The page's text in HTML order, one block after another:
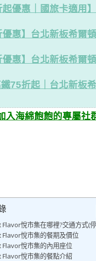
起優惠｜國旅卡適用
優惠】台北新板希爾
優惠】台北新板希爾
75折起｜台北新板
入海綿飽飽的專屬社
悅市集在哪裡?交通方式(
悅市集的餐期及價位
悅市集的內用座位
悅市集的餐點介紹